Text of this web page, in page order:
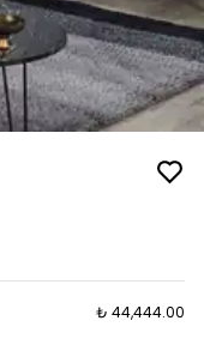
₺ 44,444.00